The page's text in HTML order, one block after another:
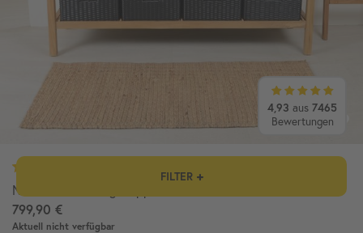
4,93 aus 7465
Bewertungen
Naturstein Zwilling Doppelwaschbecken ca. 70 cm
799,90 €
Aktuell nicht verfügbar
FILTER